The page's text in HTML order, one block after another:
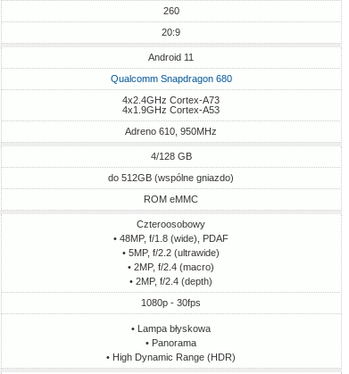
260
20:9
Android 11
Qualcomm Snapdragon 680
4x2.4GHz Cortex-A73
4x1.9GHz Cortex-A53
Adreno 610, 950MHz
4/128 GB
do 512GB (wspólne gniazdo)
ROM eMMC
Czteroosobowy
• 48MP, f/1.8 (wide), PDAF
• 5MP, f/2.2 (ultrawide)
• 2MP, f/2.4 (macro)
• 2MP, f/2.4 (depth)
1080p - 30fps
• Lampa błyskowa
• Panorama
• High Dynamic Range (HDR)